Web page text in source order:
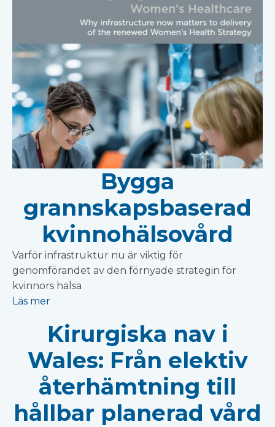
Bygga
grannskapsbaserad
kvinnohälsovård
Varför infrastruktur nu är viktig för
genomförandet av den förnyade strategin för
kvinnors hälsa
Läs mer
Kirurgiska nav i
Wales: Från elektiv
återhämtning till
hållbar planerad vård